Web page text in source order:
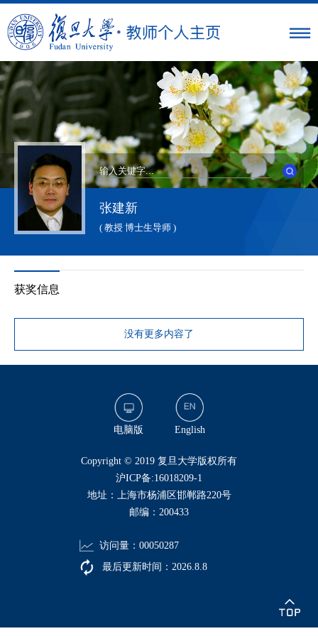
张建新
( 教授 博士生导师 )
获奖信息
没有更多内容了
电脑版 English
​Copyright © 2019 复旦大学版权所有
沪ICP备:16018209-1
地址：上海市杨浦区邯郸路220号
邮编：200433
访问量： 00050287
最后更新时间： 2026 8 8